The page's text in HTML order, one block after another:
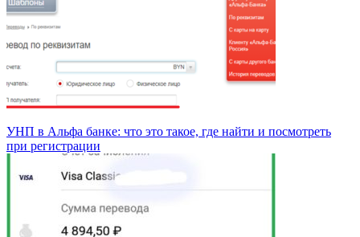
УНП в Альфа банке: что это такое, где найти и посмотреть
при регистрации